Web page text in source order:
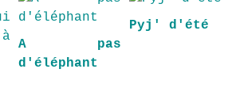
A pas
d'éléphant
Pyj' d'été